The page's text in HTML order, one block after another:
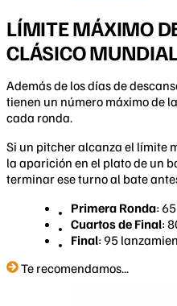
LÍMITE MÁXIMO
CLÁSICO
Además de los días de
tienen un número máximo de
cada ronda.
Si un pitcher alcanza el límite
la aparición en el plato de un
terminar ese turno al bate
Primera Ronda:
Cuartos de Final:
Final: 95
Te recomendamos...